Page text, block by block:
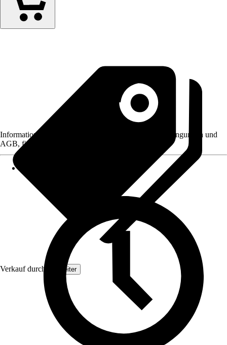
Verkauf durch: Topleiter
Informationen des Verkäufers, wie z. B. Rückgabebedingungen und
AGB, finden Sie bei Klick auf den Verkäufernamen.